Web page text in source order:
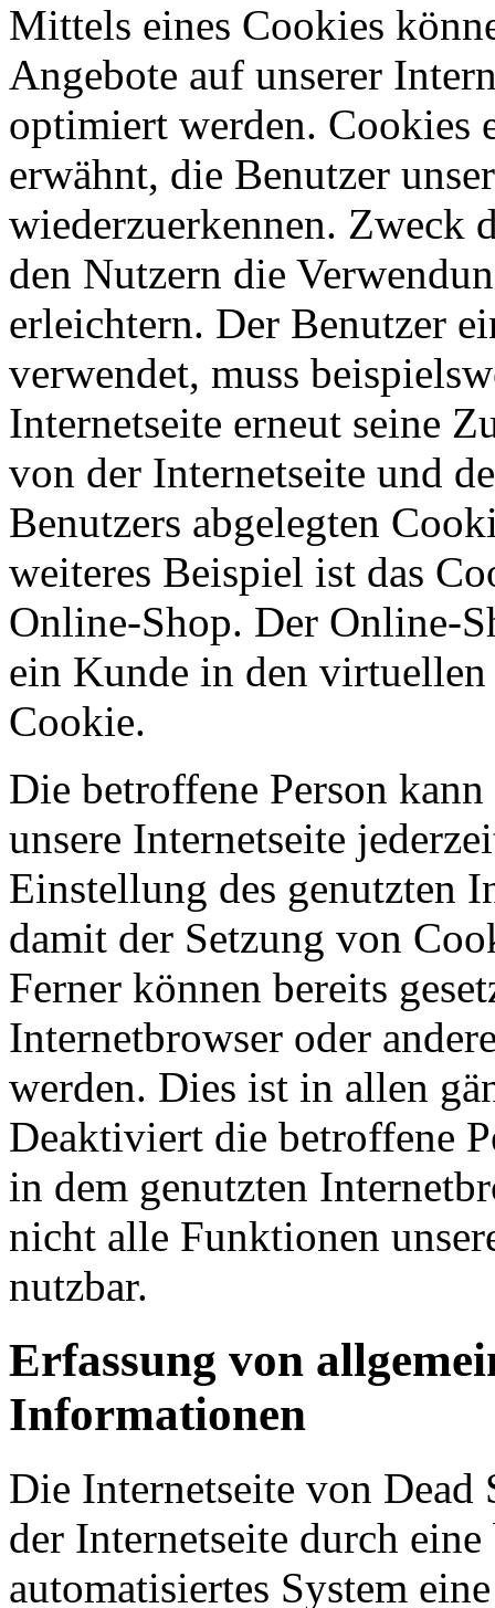
Mittels eines Cookies
Angebote auf unserer
optimiert werden. Cookies
erwähnt, die Benutzer
wiederzuerkennen. Zweck
den Nutzern die
erleichtern. Der Benutzer
verwendet, muss
Internetseite erneut seine
von der Internetseite und
Benutzers abgelegten
weiteres Beispiel ist das
Online-Shop. Der Online-
ein Kunde in den
Cookie.
Die betroffene Person
unsere Internetseite
Einstellung des genutzten
damit der Setzung von
Ferner können bereits
Internetbrowser oder
werden. Dies ist in allen
Deaktiviert die betroffene
in dem genutzten
nicht alle Funktionen
nutzbar.
Erfassung von
Informationen
Die Internetseite von
der Internetseite durch
automatisiertes System